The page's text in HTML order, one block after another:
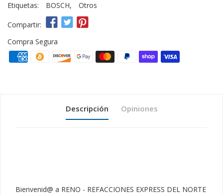
Etiquetas:
BOSCH, Otros
Compartir:
Compra Segura
Descripción Opiniones
Bienvenid@ a RENO - REFACCIONES EXPRESS DEL NORTE